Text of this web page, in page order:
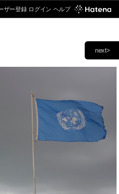
ザー登録 ログイン ヘルプ
next>